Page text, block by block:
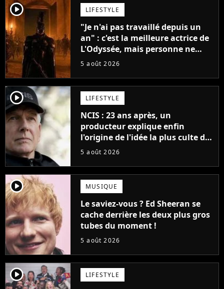
player2 LIFESTYLE
"Je n'ai pas travaillé depuis un
an" : c'est la meilleure actrice de
L'Odyssée, mais personne ne
veut lui donner de rôle au
5 août 2026
player2 LIFESTYLE
NCIS : 23 ans après, un
producteur explique enfin
l'origine de l'idée la plus culte de
la série (et on ne parle pas du
5 août 2026
player2 MUSIQUE
Le saviez-vous ? Ed Sheeran se
cache derrière les deux plus gros
tubes du moment !
5 août 2026
player2 LIFESTYLE